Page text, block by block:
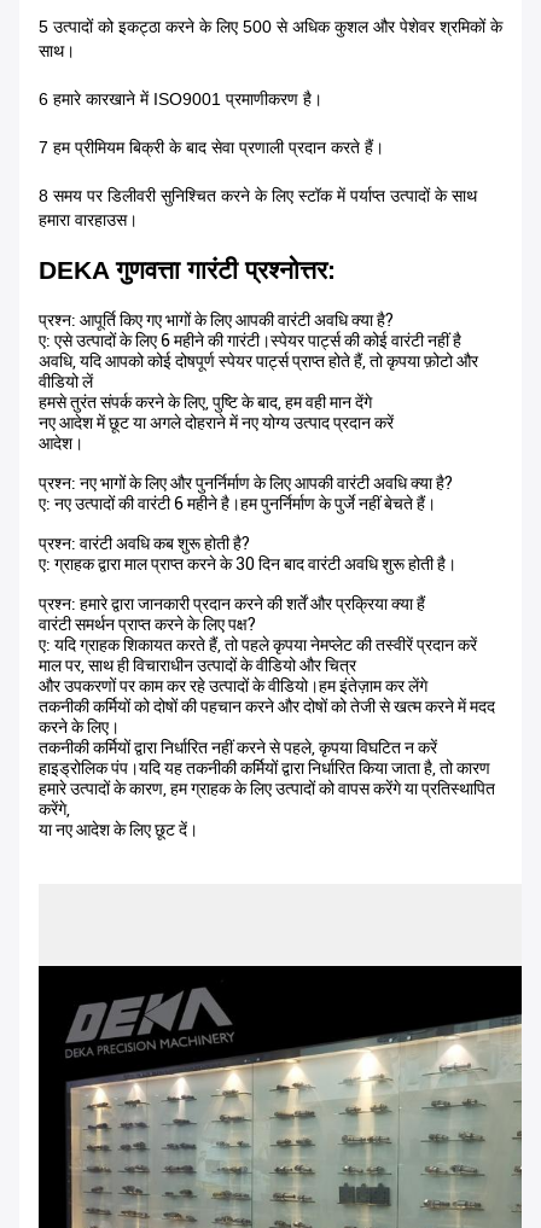
5 उत्पादों को इकट्ठा करने के लिए 500 से अधिक कुशल और पेशेवर श्रमिकों के
साथ।
6 हमारे कारखाने में ISO9001 प्रमाणीकरण है।
7 हम प्रीमियम बिक्री के बाद सेवा प्रणाली प्रदान करते हैं।
8 समय पर डिलीवरी सुनिश्चित करने के लिए स्टॉक में पर्याप्त उत्पादों के साथ
हमारा वारहाउस।
DEKA गुणवत्ता गारंटी प्रश्नोत्तर:
प्रश्न: आपूर्ति किए गए भागों के लिए आपकी वारंटी अवधि क्या है?
ए: एसे उत्पादों के लिए 6 महीने की गारंटी।स्पेयर पार्ट्स की कोई वारंटी नहीं है
अवधि, यदि आपको कोई दोषपूर्ण स्पेयर पार्ट्स प्राप्त होते हैं, तो कृपया फ़ोटो और
वीडियो लें
हमसे तुरंत संपर्क करने के लिए, पुष्टि के बाद, हम वही मान देंगे
नए आदेश में छूट या अगले दोहराने में नए योग्य उत्पाद प्रदान करें
आदेश।
प्रश्न: नए भागों के लिए और पुनर्निर्माण के लिए आपकी वारंटी अवधि क्या है?
ए: नए उत्पादों की वारंटी 6 महीने है।हम पुनर्निर्माण के पुर्जे नहीं बेचते हैं।
प्रश्न: वारंटी अवधि कब शुरू होती है?
ए: ग्राहक द्वारा माल प्राप्त करने के 30 दिन बाद वारंटी अवधि शुरू होती है।
प्रश्न: हमारे द्वारा जानकारी प्रदान करने की शर्तें और प्रक्रिया क्या हैं
वारंटी समर्थन प्राप्त करने के लिए पक्ष?
ए: यदि ग्राहक शिकायत करते हैं, तो पहले कृपया नेमप्लेट की तस्वीरें प्रदान करें
माल पर, साथ ही विचाराधीन उत्पादों के वीडियो और चित्र
और उपकरणों पर काम कर रहे उत्पादों के वीडियो।हम इंतेज़ाम कर लेंगे
तकनीकी कर्मियों को दोषों की पहचान करने और दोषों को तेजी से खत्म करने में मदद
करने के लिए।
तकनीकी कर्मियों द्वारा निर्धारित नहीं करने से पहले, कृपया विघटित न करें
हाइड्रोलिक पंप।यदि यह तकनीकी कर्मियों द्वारा निर्धारित किया जाता है, तो कारण
हमारे उत्पादों के कारण, हम ग्राहक के लिए उत्पादों को वापस करेंगे या प्रतिस्थापित
करेंगे,
या नए आदेश के लिए छूट दें।